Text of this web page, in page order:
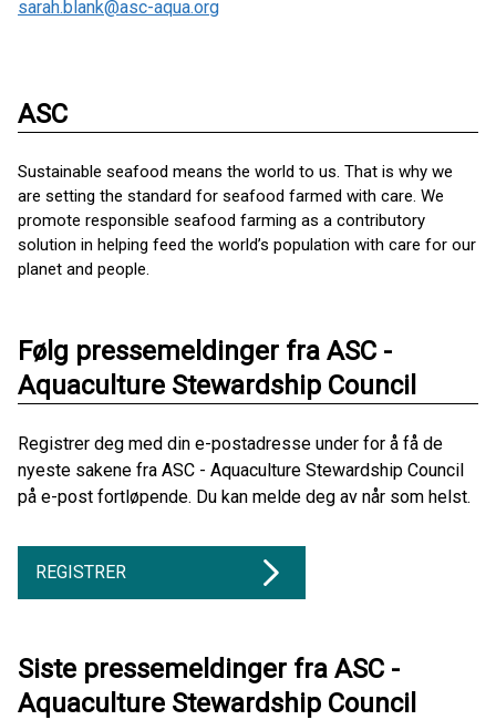
sarah.blank@asc-aqua.org
ASC
Sustainable seafood means the world to us. That is why we
are setting the standard for seafood farmed with care. We
promote responsible seafood farming as a contributory
solution in helping feed the world’s population with care for our
planet and people.
Følg pressemeldinger fra ASC -
Aquaculture Stewardship Council
Registrer deg med din e-postadresse under for å få de
nyeste sakene fra ASC - Aquaculture Stewardship Council
på e-post fortløpende. Du kan melde deg av når som helst.
REGISTRER
Siste pressemeldinger fra ASC -
Aquaculture Stewardship Council